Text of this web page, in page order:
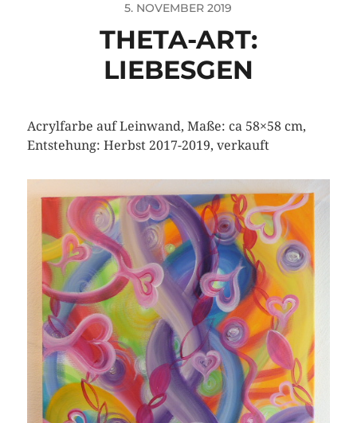
5. NOVEMBER 2019
THETA-ART:
LIEBESGEN
Acrylfarbe auf Leinwand, Maße: ca 58×58 cm,
Entstehung: Herbst 2017-2019, verkauft